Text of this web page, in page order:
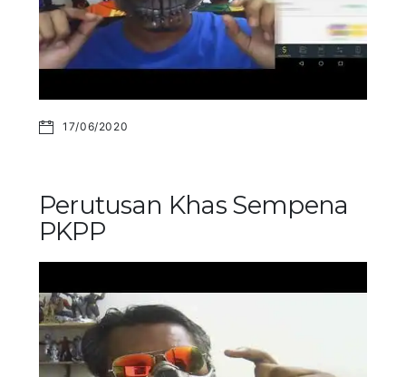
17/06/2020
Perutusan Khas Sempena
PKPP